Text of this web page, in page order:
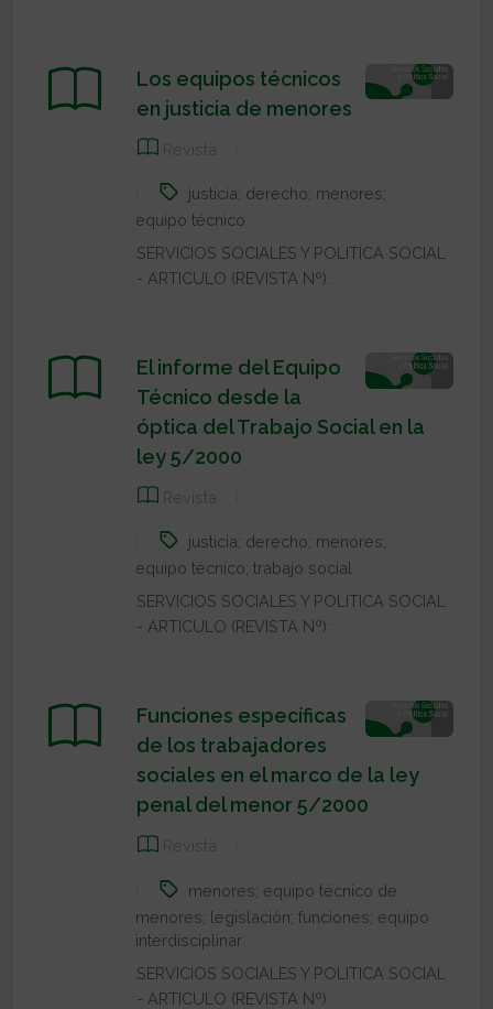
Los equipos técnicos
en justicia de menores
Revista
justicia; derecho; menores;
equipo técnico
SERVICIOS SOCIALES Y POLITICA SOCIAL
- ARTICULO (REVISTA Nº):
El informe del Equipo
Técnico desde la
óptica del Trabajo Social en la
ley 5/2000
Revista
justicia; derecho; menores;
equipo técnico; trabajo social
SERVICIOS SOCIALES Y POLITICA SOCIAL
- ARTICULO (REVISTA Nº):
Funciones específicas
de los trabajadores
sociales en el marco de la ley
penal del menor 5/2000
Revista
menores; equipo técnico de
menores; legislación; funciones; equipo
interdisciplinar
SERVICIOS SOCIALES Y POLITICA SOCIAL
- ARTICULO (REVISTA Nº):